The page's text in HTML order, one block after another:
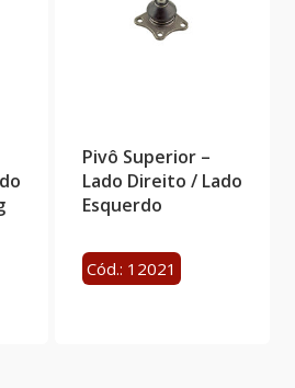
Pivô Superior –
Lado Direito / Lado
Esquerdo
Cód.: 12021